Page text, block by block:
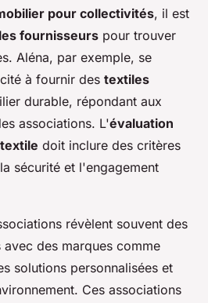
pour collectivités, il est
fournisseurs pour trouver
Aléna, par exemple, se
à fournir des textiles
durable, répondant aux
associations. L'évaluation
doit inclure des critères
sécurité et l'engagement
révèlent souvent des
des marques comme
solutions personnalisées et
Ces associations